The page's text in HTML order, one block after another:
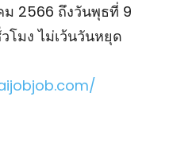
2566 ถึงวันพุธที่ 9
มง ไม่เว้นวันหยุด